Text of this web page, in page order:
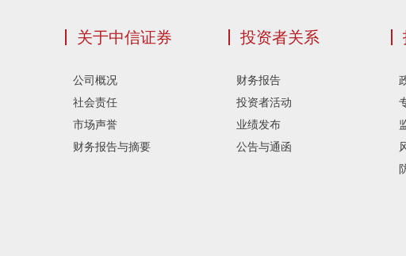
关于中信证券
公司概况
社会责任
市场声誉
财务报告与摘要
投资者关系
财务报告
投资者活动
业绩发布
公告与通函